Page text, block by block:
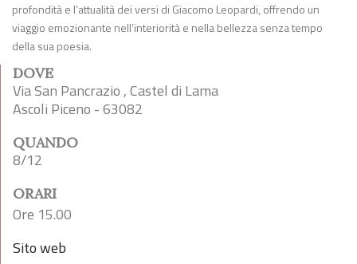
profondità e l’attualità dei versi di Giacomo Leopardi, offrendo un
viaggio emozionante nell’interiorità e nella bellezza senza tempo
della sua poesia.
DOVE
Via San Pancrazio , Castel di Lama
Ascoli Piceno - 63082
QUANDO
8/12
ORARI
Ore 15.00
Sito web